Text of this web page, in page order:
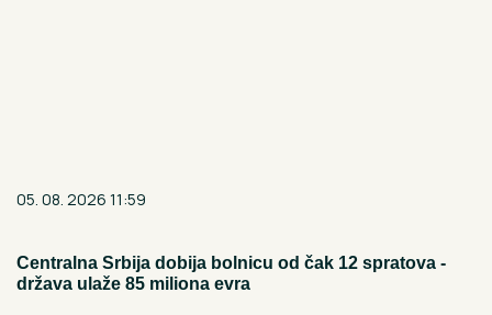
05. 08. 2026 11:59
Centralna Srbija dobija bolnicu od čak 12 spratova -
država ulaže 85 miliona evra